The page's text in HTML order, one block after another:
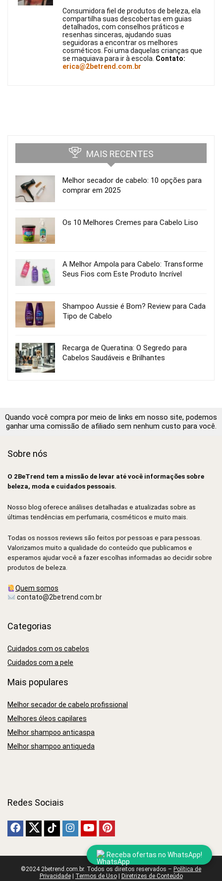
Receba ofertas no WhatsApp!
Consumidora fiel de produtos de beleza, ela
compartilha suas descobertas em guias
detalhados, com conselhos práticos e
resenhas sinceras, ajudando suas
seguidoras a encontrar os melhores
cosméticos. Foi uma daquelas crianças que
se maquiava para ir à escola. Contato:
erica@2betrend.com.br
MAIS RECENTES
Melhor secador de cabelo: 10 opções para
comprar em 2025
Os 10 Melhores Cremes para Cabelo Liso
A Melhor Ampola para Cabelo: Transforme
Seus Fios com Este Produto Incrível
Shampoo Aussie é Bom? Review para Cada
Tipo de Cabelo
Recarga de Queratina: O Segredo para
Cabelos Saudáveis e Brilhantes
Quando você compra por meio de links em nosso site, podemos
ganhar uma comissão de afiliado sem nenhum custo para você.
Sobre nós
O 2BeTrend tem a missão de levar até você informações sobre
beleza, moda e cuidados pessoais.
Nosso blog oferece análises detalhadas e atualizadas sobre as
últimas tendências em perfumaria, cosméticos e muito mais.
Todas os nossos reviews são feitos por pessoas e para pessoas.
Valorizamos muito a qualidade do conteúdo que publicamos e
esperamos ajudar você a fazer escolhas informadas ao decidir sobre
produtos de beleza.
Quem somos
contato@2betrend.com.br
Categorias
Cuidados com os cabelos
Cuidados com a pele
Mais populares
Melhor secador de cabelo profissional
Melhores óleos capilares
Melhor shampoo anticaspa
Melhor shampoo antiqueda
Redes Sociais
©2024 2betrend.com.br. Todos os direitos reservados – Política de
Privacidade| Termos de Uso| Diretrizes de Conteúdo